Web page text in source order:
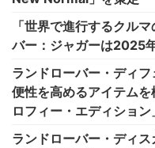
「世界で進行するクル
バー：ジャガーは2025
ランドローバー・ディ
便性を高めるアイテム
ロフィー・エディション
ランドローバー・ディ